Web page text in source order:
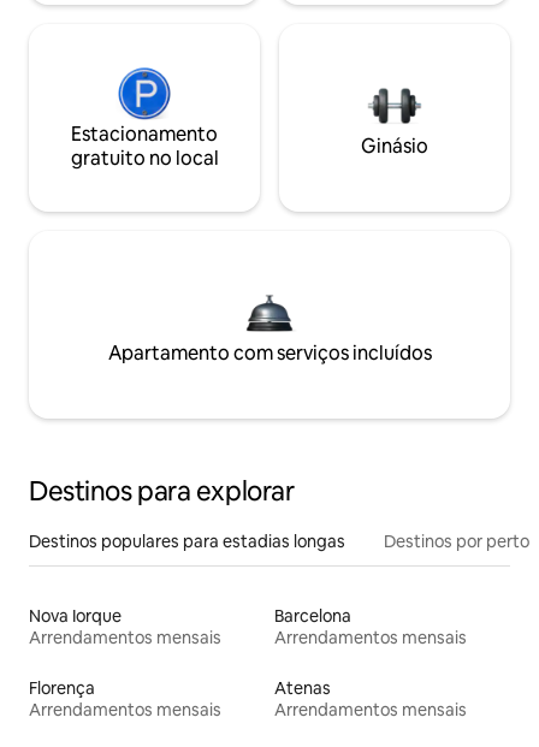
Estacionamento
gratuito no local
Ginásio
Apartamento com serviços incluídos
Destinos para explorar
Destinos populares para estadias longas Destinos por perto
Nova Iorque
Arrendamentos mensais
Barcelona
Arrendamentos mensais
Florença
Arrendamentos mensais
Atenas
Arrendamentos mensais